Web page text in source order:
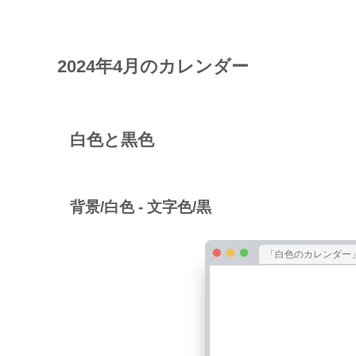
2024年4月のカレンダー
白色と黒色
背景/白色 - 文字色/黒
「白色のカレンダー